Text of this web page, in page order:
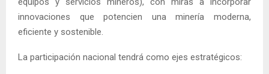
innovaciones que potencien una minería moderna,
eficiente y sostenible.
La participación nacional tendrá como ejes estratégicos: